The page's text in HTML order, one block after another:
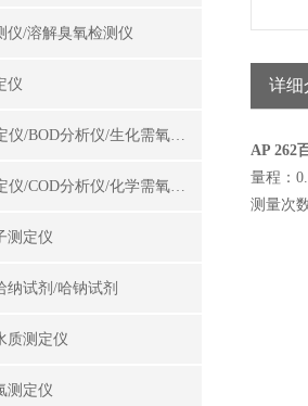
仪/溶解臭氧检测仪
仪
BOD测定仪/BOD分析仪/生化需氧量测定仪
COD测定仪/COD分析仪/化学需氧量测定仪
测定仪
纳试剂/哈钠试剂
质测定仪
测定仪
详细
AP 262
量程：
测量次